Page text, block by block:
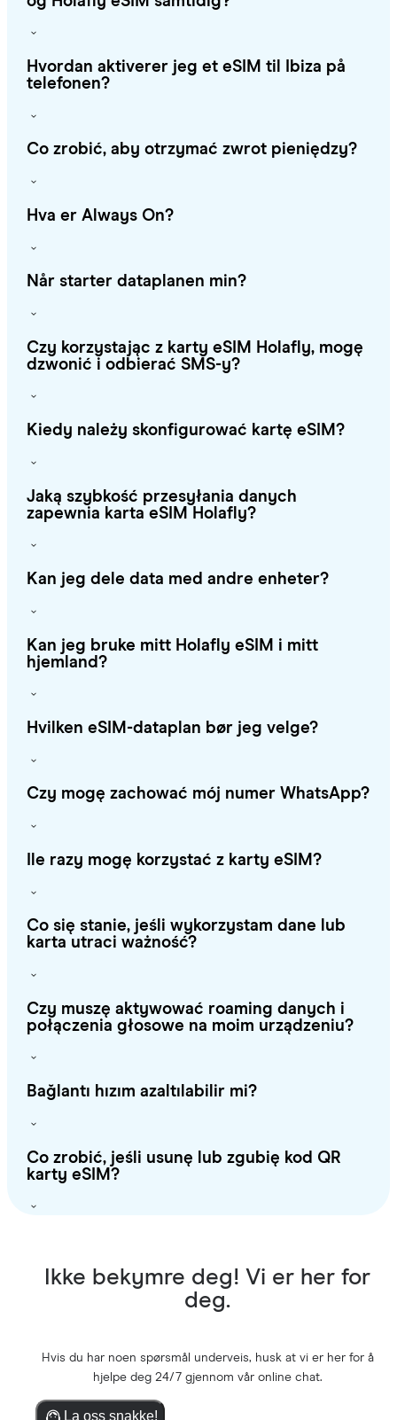
Hvordan aktiverer jeg et eSIM til Ibiza på
telefonen?
Co zrobić, aby otrzymać zwrot pieniędzy?
Hva er Always On?
Når starter dataplanen min?
Czy korzystając z karty eSIM Holafly, mogę
dzwonić i odbierać SMS-y?
Kiedy należy skonfigurować kartę eSIM?
Jaką szybkość przesyłania danych
zapewnia karta eSIM Holafly?
Kan jeg dele data med andre enheter?
Kan jeg bruke mitt Holafly eSIM i mitt
hjemland?
Hvilken eSIM-dataplan bør jeg velge?
Czy mogę zachować mój numer WhatsApp?
Ile razy mogę korzystać z karty eSIM?
Co się stanie, jeśli wykorzystam dane lub
karta utraci ważność?
Czy muszę aktywować roaming danych i
połączenia głosowe na moim urządzeniu?
Bağlantı hızım azaltılabilir mi?
Co zrobić, jeśli usunę lub zgubię kod QR
karty eSIM?
Ikke bekymre deg! Vi er her for
deg.
Hvis du har noen spørsmål underveis, husk at vi er her for å
hjelpe deg 24/7 gjennom vår online chat.
La oss snakke!